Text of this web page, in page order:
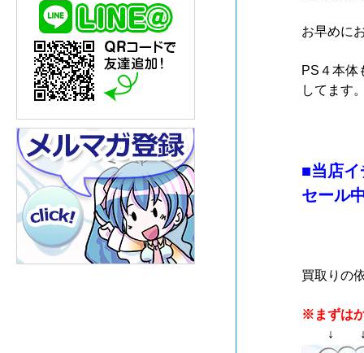
お早めに
PS４本体
してます
■当店
セール
買取りの
※まずは
↓